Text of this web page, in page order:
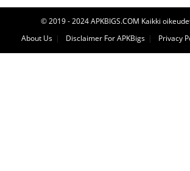
© 2019 - 2024 APKBIGS.COM Kaikki
About Us
Disclaimer For APKBigs Privacy